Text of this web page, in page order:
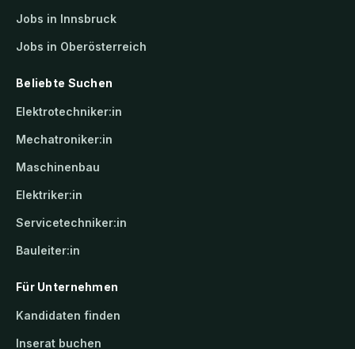
Jobs in Innsbruck
Jobs in Oberösterreich
Beliebte Suchen
Elektrotechniker:in
Mechatroniker:in
Maschinenbau
Elektriker:in
Servicetechniker:in
Bauleiter:in
Für Unternehmen
Kandidaten finden
Inserat buchen